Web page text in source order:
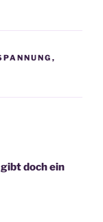
,
gibt doch ein